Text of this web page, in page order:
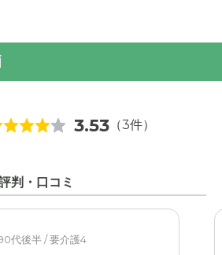
3.53 （3件）
判・口コミ
代後半 / 要介護4